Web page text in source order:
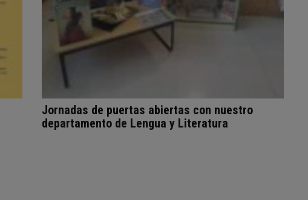
Jornadas de puertas abiertas con nuestro
departamento de Lengua y Literatura